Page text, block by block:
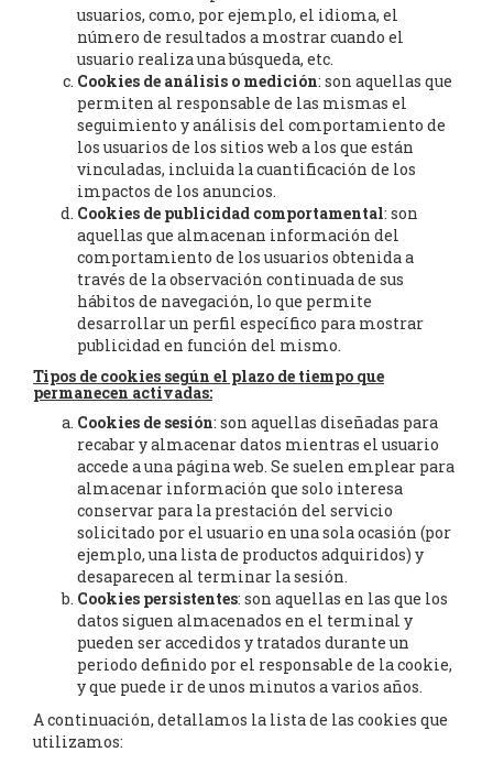
usuarios, como, por ejemplo, el idioma, el
número de resultados a mostrar cuando el
usuario realiza una búsqueda, etc.
Cookies de análisis o medición: son aquellas que
permiten al responsable de las mismas el
seguimiento y análisis del comportamiento de
los usuarios de los sitios web a los que están
vinculadas, incluida la cuantificación de los
impactos de los anuncios.
Cookies de publicidad comportamental: son
aquellas que almacenan información del
comportamiento de los usuarios obtenida a
través de la observación continuada de sus
hábitos de navegación, lo que permite
desarrollar un perfil específico para mostrar
publicidad en función del mismo.
Tipos de cookies según el plazo de tiempo que
permanecen activadas:
Cookies de sesión: son aquellas diseñadas para
recabar y almacenar datos mientras el usuario
accede a una página web. Se suelen emplear para
almacenar información que solo interesa
conservar para la prestación del servicio
solicitado por el usuario en una sola ocasión (por
ejemplo, una lista de productos adquiridos) y
desaparecen al terminar la sesión.
Cookies persistentes: son aquellas en las que los
datos siguen almacenados en el terminal y
pueden ser accedidos y tratados durante un
periodo definido por el responsable de la cookie,
y que puede ir de unos minutos a varios años.
A continuación, detallamos la lista de las cookies que
utilizamos: